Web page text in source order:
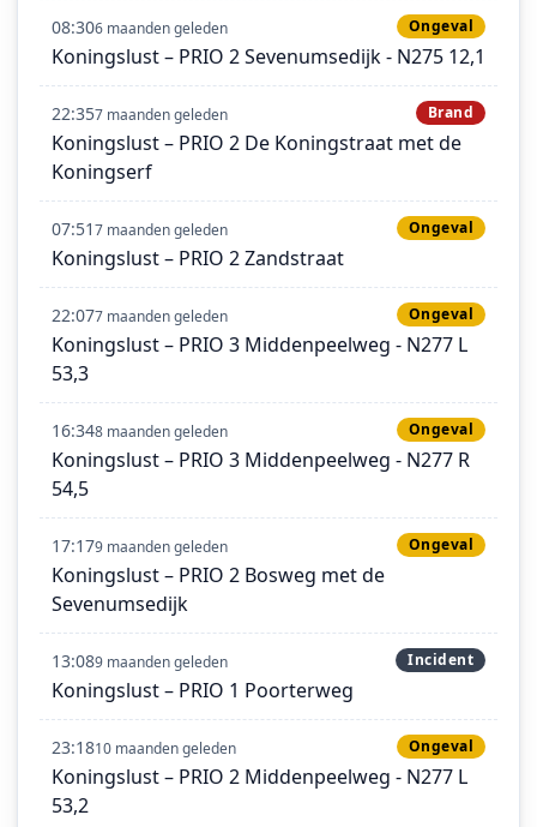
08:306 maanden geleden Ongeval
Koningslust – PRIO 2 Sevenumsedijk - N275 12,1
22:357 maanden geleden Brand
Koningslust – PRIO 2 De Koningstraat met de
Koningserf
07:517 maanden geleden Ongeval
Koningslust – PRIO 2 Zandstraat
22:077 maanden geleden Ongeval
Koningslust – PRIO 3 Middenpeelweg - N277 L
53,3
16:348 maanden geleden Ongeval
Koningslust – PRIO 3 Middenpeelweg - N277 R
54,5
17:179 maanden geleden Ongeval
Koningslust – PRIO 2 Bosweg met de
Sevenumsedijk
13:089 maanden geleden Incident
Koningslust – PRIO 1 Poorterweg
23:1810 maanden geleden Ongeval
Koningslust – PRIO 2 Middenpeelweg - N277 L
53,2